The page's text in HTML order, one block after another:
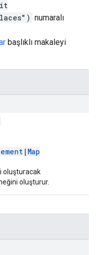
numaralı
başlıklı makaleyi
| Map
oluşturacak
oluşturur.